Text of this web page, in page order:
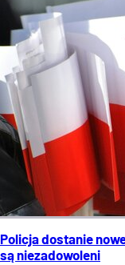
Policja dostanie
są niezadowoleni